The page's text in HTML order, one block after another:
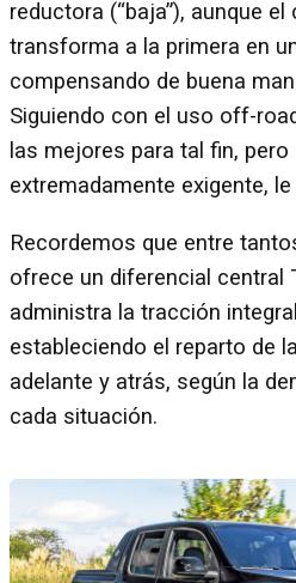
reductora (“baja”), aunque
transforma a la primera en
compensando de buena
Siguiendo con el uso off-
las mejores para tal fin,
extremadamente exigente,
Recordemos que entre
ofrece un diferencial central
administra la tracción
estableciendo el reparto de
adelante y atrás, según la
cada situación.